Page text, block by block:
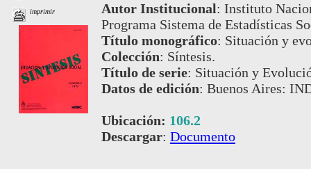
imprimir Autor Institucional: Instituto
Programa Sistema de Estadísticas
Título monográfico: Situación y
Colección: Síntesis.
Título de serie: Situación y
Datos de edición: Buenos Aires:
Ubicación: 106.2
Descargar: Documento